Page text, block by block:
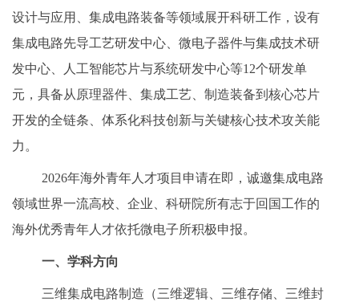
设计与应用、集成电路装备等领域展开科研工作，设有
集成电路先导工艺研发中心、微电子器件与集成技术研
发中心、人工智能芯片与系统研发中心等12个研发单
元，具备从原理器件、集成工艺、制造装备到核心芯片
开发的全链条、体系化科技创新与关键核心技术攻关能
力。
2026年海外青年人才项目申请在即，诚邀集成电路
领域世界一流高校、企业、科研院所有志于回国工作的
海外优秀青年人才依托微电子所积极申报。
一、 学科方向
三维集成电路制造（三维逻辑、三维存储、三维封